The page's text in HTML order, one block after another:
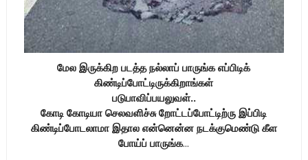
மேல இருக்கிற படத்த நல்லாப் பாருங்க எப்பிடிக்
கிண்டிப்போட்டிருக்கிறாங்கள்
படுபாவிப்பயலுவள்..
கோடி கோடியா செலவளிச்சு றோட்டப்போட்டிற்ரு இப்பிடி
கிண்டிப்போடலாமா இதால என்னென்ன நடக்குமெண்டு கீள
போய்ப் பாருங்க...